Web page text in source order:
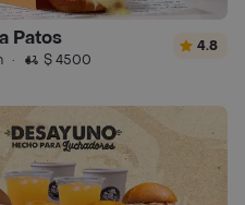
Patos
· $ 4500
4.8